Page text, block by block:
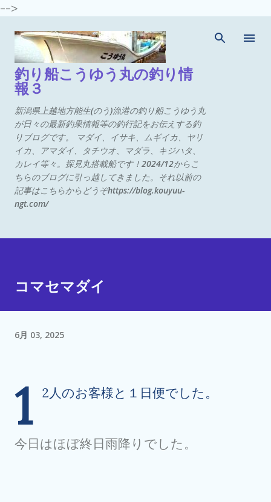
--> スキップしてメイン コンテンツに移動
釣り船こうゆう丸の釣り情
報３
新潟県上越地方能生(のう)漁港の釣り船こうゆう丸
が日々の最新釣果情報等の釣行記をお伝えする釣
りブログです。 マダイ、イサキ、ムギイカ、ヤリ
イカ、アマダイ、タチウオ、マダラ、キジハタ、
カレイ等々。探見丸搭載船です！2024/12からこ
ちらのブログに引っ越してきました。それ以前の
記事はこちらからどうぞhttps://blog.kouyuu-
ngt.com/
コマセマダイ
6月 03, 2025
1 2人のお客様と１日便でした。
今日はほぼ終日雨降りでした。